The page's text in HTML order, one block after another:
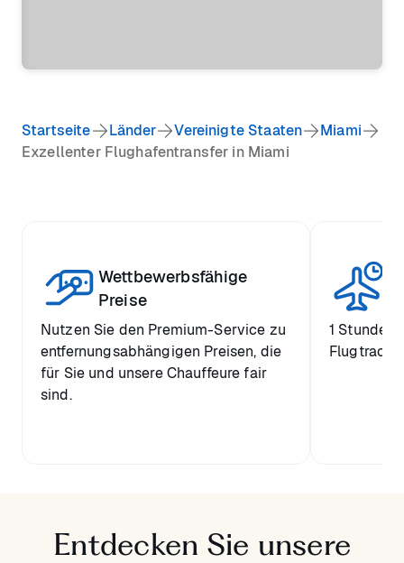
Startseite Länder Vereinigte Staaten
Miami
Exzellenter Flughafentransfer in Miami
Wettbewerbsfähige
Preise
Nutzen Sie den Premium-Service zu
entfernungsabhängigen Preisen, die
für Sie und unsere Chauffeure fair
sind.
1 Stunde
Entdecken Sie unsere